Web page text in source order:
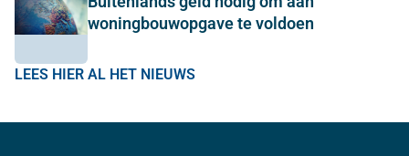
woningbouwopgave te voldoen
LEES HIER AL HET NIEUWS